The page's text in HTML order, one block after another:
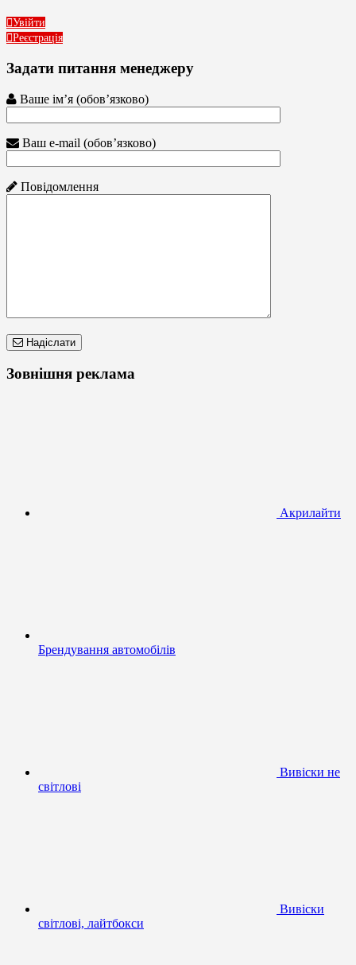
Увійти
Реєстрація
Задати питання менеджеру
Ваше ім’я (обов’язково)
Ваш e-mail (обов’язково)
Повідомлення
Надіслати
Зовнішня реклама
Акрилайти
Брендування автомобілів
Вивіски не
світлові
Вивіски
світлові, лайтбокси